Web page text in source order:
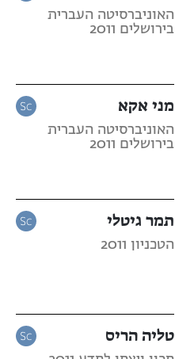
האוניברסיטה העברית
בירושלים 2011
מני אקא
האוניברסיטה העברית
בירושלים 2011
תמר גיטלי
הטכניון 2011
טליה הריס